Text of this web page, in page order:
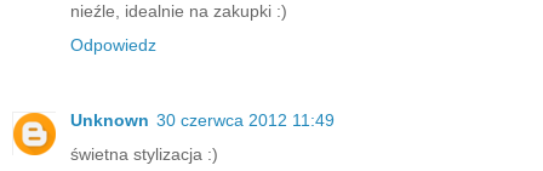
nieźle, idealnie na zakupki :)
Odpowiedz
Unknown 30 czerwca 2012 11:49
świetna stylizacja :)